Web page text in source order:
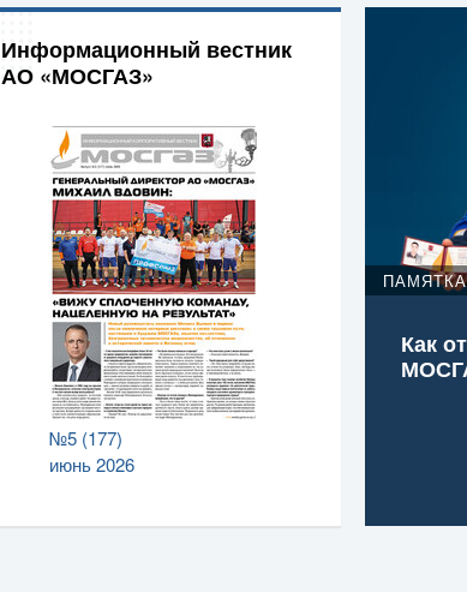
Информационный вестник
АО «МОСГАЗ»
№5 (177)
июнь 2026
ПАМЯТКА
Как